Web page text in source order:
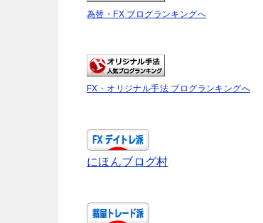
為替・FX ブログランキングへ
FX・オリジナル手法 ブログランキングへ
にほんブログ村